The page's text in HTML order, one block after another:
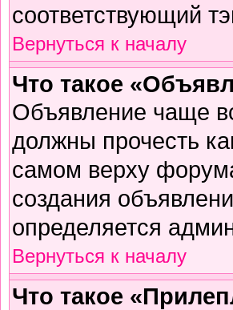
соответствующий
Вернуться к началу
Что такое
Объявление чаще
должны прочесть
самом верху
создания
определяется
Вернуться к началу
Что такое